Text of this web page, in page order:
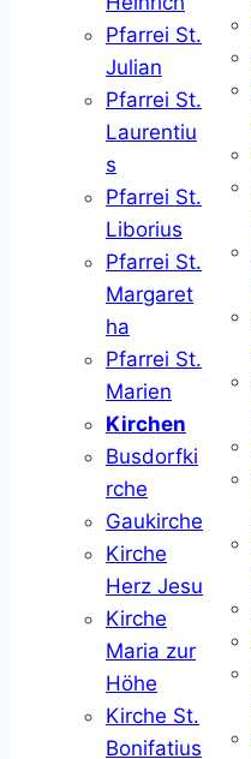
Pfarrei St.
Julian
Pfarrei St.
Laurentiu
s
Pfarrei St.
Liborius
Pfarrei St.
Margaret
ha
Pfarrei St.
Marien
Kirchen
Busdorfki
rche
Gaukirche
Kirche
Herz Jesu
Kirche
Maria zur
Höhe
Kirche St.
Bonifatius